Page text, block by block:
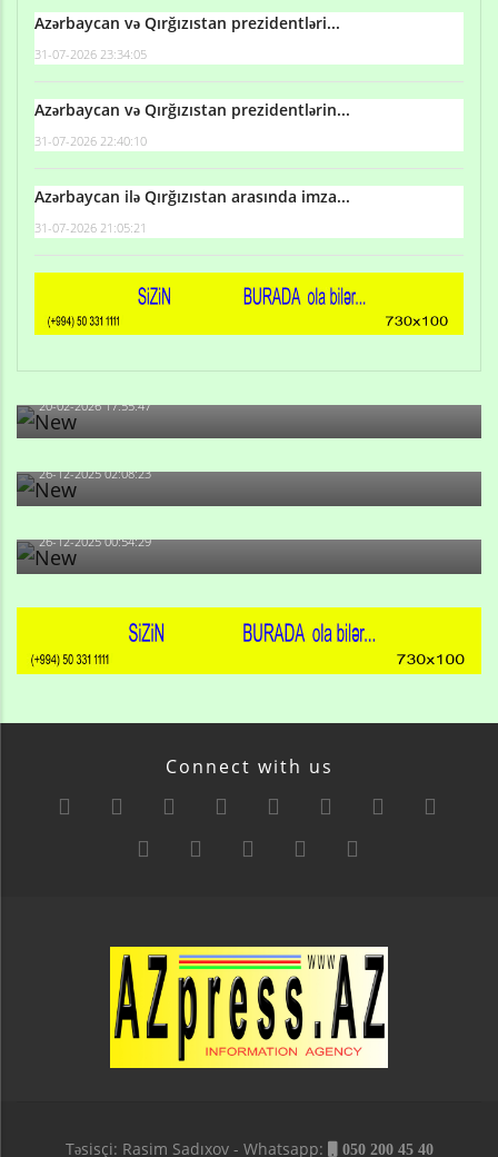
Azərbaycan və Qırğızıstan prezidentləri...
31-07-2026 23:34:05
Azərbaycan və Qırğızıstan prezidentlərin...
31-07-2026 22:40:10
Azərbaycan ilə Qırğızıstan arasında imza...
31-07-2026 21:05:21
Qulu Məhərrəmli: Sosial şəbəkələrdə söyüş niyə artıb?
20-02-2026 17:55:47
Məni bura NAZİR GÖNDƏRİB - 1937-ci ildən fəaliyyətdə
olan və...
26-12-2025 02:08:23
-Ay qız, sən məhkəməni udmayacaqsan... Sən bilirsən
də, məni...
26-12-2025 00:54:29
Connect with us
Təsisçi: Rasim Sadıxov - Whatsapp: 050 200 45 40